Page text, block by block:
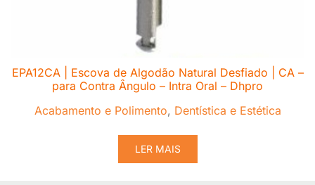
EPA12CA | Escova de Algodão Natural Desfiado | CA –
para Contra Ângulo – Intra Oral – Dhpro
Acabamento e Polimento, Dentística e Estética
LER MAIS